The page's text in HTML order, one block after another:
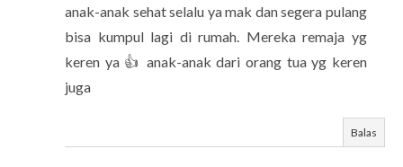
anak-anak sehat selalu ya mak dan segera pulang
bisa kumpul lagi di rumah. Mereka remaja yg
keren ya 👍 anak-anak dari orang tua yg keren
juga
Balas